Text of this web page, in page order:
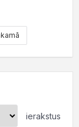
ierakstus